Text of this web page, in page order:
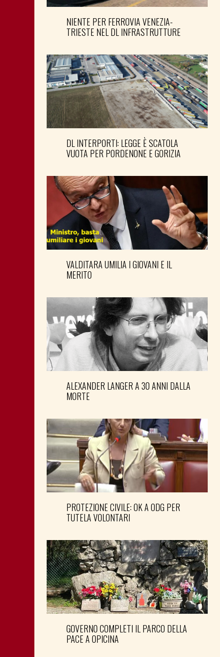
NIENTE PER FERROVIA VENEZIA-
TRIESTE NEL DL INFRASTRUTTURE
DL INTERPORTI: LEGGE È SCATOLA
VUOTA PER PORDENONE E GORIZIA
VALDITARA UMILIA I GIOVANI E IL
MERITO
ALEXANDER LANGER A 30 ANNI DALLA
MORTE
PROTEZIONE CIVILE: OK A ODG PER
TUTELA VOLONTARI
GOVERNO COMPLETI IL PARCO DELLA
PACE A OPICINA